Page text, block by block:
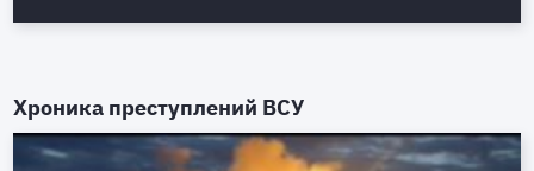
Хроника преступлений ВСУ